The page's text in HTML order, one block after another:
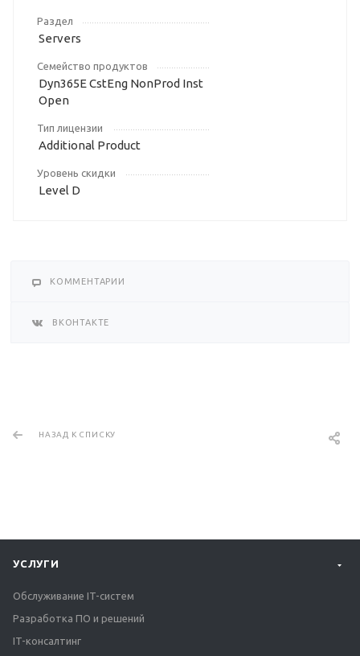
Раздел
Servers
Семейство продуктов
Dyn365E CstEng NonProd Inst
Open
Тип лицензии
Additional Product
Уровень скидки
Level D
КОММЕНТАРИИ
ВКОНТАКТЕ
НАЗАД К СПИСКУ
УСЛУГИ
Обслуживание IT-систем
Разработка ПО и решений
IT-консалтинг